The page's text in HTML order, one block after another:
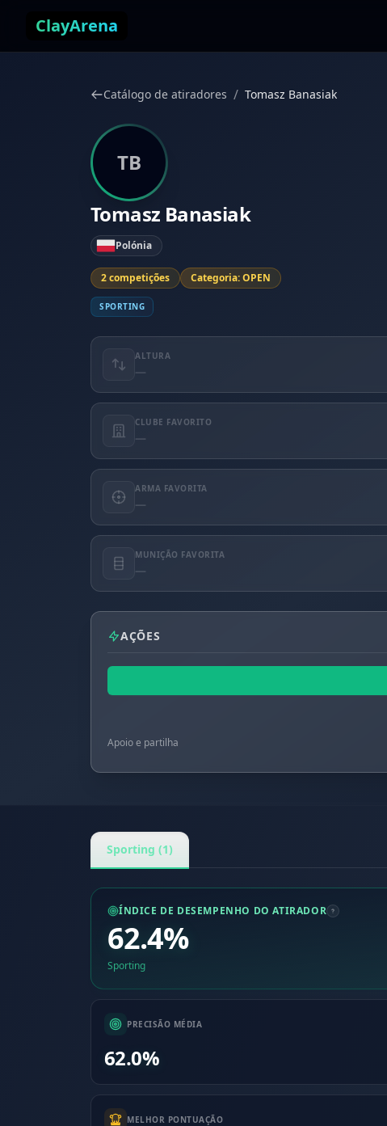
ClayArena
Catálogo de atiradores / Tomasz Banasiak
TB
Tomasz Banasiak
Polónia
2 competições Categoria: OPEN
SPORTING
ALTURA
—
CLUBE FAVORITO
—
ARMA FAVORITA
—
MUNIÇÃO FAVORITA
—
AÇÕES
Apoio e partilha
Sporting (1)
ÍNDICE DE DESEMPENHO DO ATIRADOR
62.4%
Sporting
PRECISÃO MÉDIA
62.0%
MELHOR PONTUAÇÃO